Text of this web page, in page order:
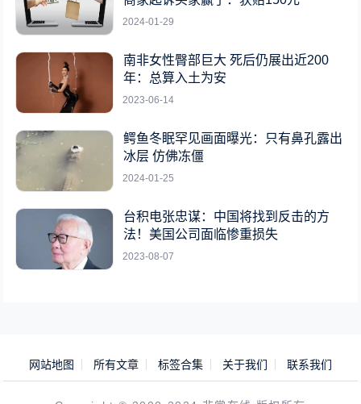
2024-01-29
南非女性臀部巨大 死后仍展出近200
年：总算入土为安
2023-06-14
鳄鱼冬眠罕见画面曝光：只有鼻孔露出
冰层 仿佛冻僵
2024-01-25
台积电张忠谋：中国将找到反击的方
法！美国公司面临惨重损失
2023-08-07
网站地图 所有文章 标签合集 关于我们 联系我们